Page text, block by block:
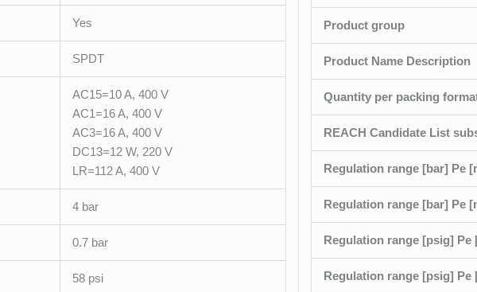
Yes
SPDT
AC15=10 A, 400 V
AC1=16 A, 400 V
AC3=16 A, 400 V
DC13=12 W, 220 V
LR=112 A, 400 V
4 bar
0.7 bar
58 psi
Product group
Product Name Description
Quantity per packing
REACH Candidate List
Regulation range [bar] Pe
Regulation range [bar] Pe
Regulation range [psig] Pe
Regulation range [psig] Pe